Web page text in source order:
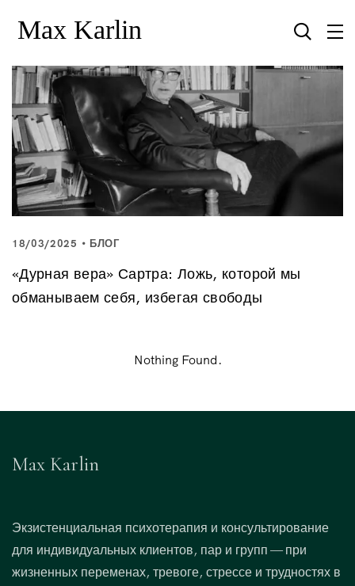
18/03/2025 БЛОГ
«Дурная вера» Сартра: Ложь, которой мы
обманываем себя, избегая свободы
Nothing Found.
Max Karlin
Экзистенциальная психотерапия и консультирование
для индивидуальных клиентов, пар и групп — при
жизненных переменах, тревоге, стрессе и трудностях в